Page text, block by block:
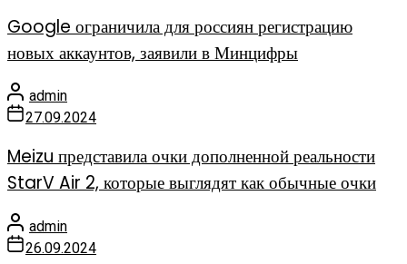
Google ограничила для россиян регистрацию
новых аккаунтов, заявили в Минцифры
admin
27.09.2024
Meizu представила очки дополненной реальности
StarV Air 2, которые выглядят как обычные очки
admin
26.09.2024